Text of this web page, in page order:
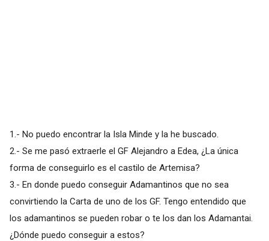
1.- No puedo encontrar la Isla Minde y la he buscado.
2.- Se me pasó extraerle el GF Alejandro a Edea, ¿La única
forma de conseguirlo es el castilo de Artemisa?
3.- En donde puedo conseguir Adamantinos que no sea
convirtiendo la Carta de uno de los GF. Tengo entendido que
los adamantinos se pueden robar o te los dan los Adamantai.
¿Dónde puedo conseguir a estos?